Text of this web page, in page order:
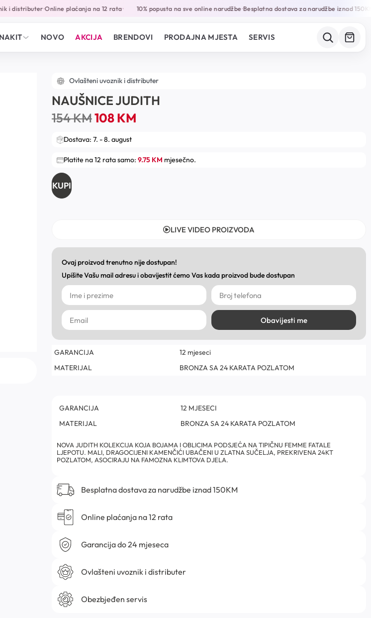
i distributer•Online plaćanja na 12 rata• 10% popusta na sve online narudžbe•Besplatna dostava za narudžbe iznad 150KM
NAKIT NOVO AKCIJA BRENDOVI PRODAJNA MJESTA SERVIS
Ovlašteni uvoznik i distributer
NAUŠNICE JUDITH
154KM108KM
Dostava: 7. - 8. august
Platite na 12 rata samo: 9.75 KM mjesečno.
KUPI
LIVE VIDEO PROIZVODA
Ovaj proizvod trenutno nije dostupan!
Upišite Vašu mail adresu i obavijestit ćemo Vas kada proizvod bude dostupan
Obavijesti me
GARANCIJA
12 mjeseci
MATERIJAL
BRONZA SA 24 KARATA POZLATOM
GARANCIJA
12 MJESECI
MATERIJAL
BRONZA SA 24 KARATA POZLATOM
NOVA JUDITH KOLEKCIJA KOJA BOJAMA I OBLICIMA PODSJEĆA NA TIPIČNU FEMME FATALE
LJEPOTU. MALI, DRAGOCIJENI KAMENČIĆI UBAČENI U ZLATNA SUČELJA, PREKRIVENA 24KT
POZLATOM, ASOCIRAJU NA FAMOZNA KLIMTOVA DJELA.
Besplatna dostava za narudžbe iznad 150KM
Online plaćanja na 12 rata
Garancija do 24 mjeseca
Ovlašteni uvoznik i distributer
Obezbjeđen servis